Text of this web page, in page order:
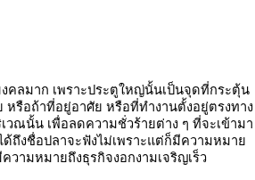
คลมาก เพราะประตูใหญ่นั้นเป็นจุดที่กระตุ้น
หรือถ้าที่อยู่อาศัย หรือที่ทำงานตั้งอยู่ตรงทาง
วณนั้น เพื่อลดความชั่วร้ายต่าง ๆ ที่จะเข้ามา
ถึงชื่อปลาจะฟังไม่เพราะแต่ก็มีความหมาย
วามหมายถึงธุรกิจงอกงามเจริญเร็ว